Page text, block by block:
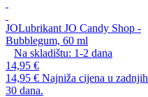
JOLubrikant JO Candy Shop -
Bubblegum, 60 ml
Na skladištu: 1-2 dana
14,95 €
14,95 € Najniža cijena u zadnjih
30 dana.